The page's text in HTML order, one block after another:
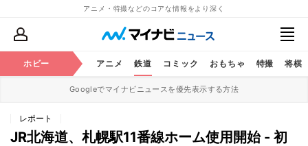
アニメ・特撮などのコアな情報をより深く
ホビー アニメ 鉄道 コミック おもちゃ 特撮 将棋
Googleでマイナビニュースを優先表示する方法
レポート
JR北海道、札幌駅11番線ホーム使用開始 - 初